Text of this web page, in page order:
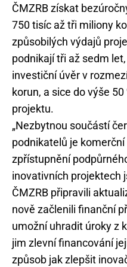
ČMZRB získat
750 tisíc až tři miliony
způsobilých výdajů
podnikají tři až sedm
investiční úvěr v
korun, a sice do výše
projektu.
„Nezbytnou součástí
podnikatelů je
zpřístupnění
inovativních projektech
ČMZRB připravili
nově začlenili finanční
umožní uhradit úroky z
jim zlevní financování
způsob jak zlepšit